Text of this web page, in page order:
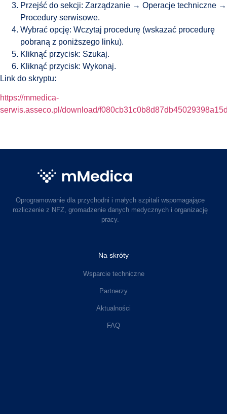
Przejść do sekcji: Zarządzanie → Operacje techniczne →
Procedury serwisowe.
Wybrać opcję: Wczytaj procedurę (wskazać procedurę
pobraną z poniższego linku).
Kliknąć przycisk: Szukaj.
Kliknąć przycisk: Wykonaj.
Link do skryptu:
https://mmedica-
serwis.asseco.pl/download/
Oprogramowanie dla przychodni i małych szpitali wspomagające
rozliczenie z NFZ, gromadzenie danych medycznych i organizację
pracy.
Na skróty
Wsparcie techniczne
Partnerzy
Aktualności
FAQ